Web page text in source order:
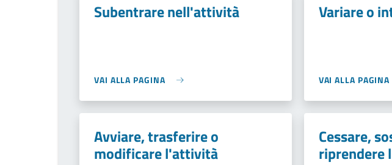
Subentrare nell'attività
VAI ALLA PAGINA
Variare o
VAI ALLA PAGINA
Avviare, trasferire o
modificare l'attività
Cessare,
riprendere